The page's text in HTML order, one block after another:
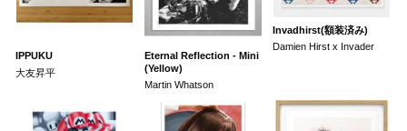
IPPUKU
大友昇平
Eternal Reflection - Mini
(Yellow)
Martin Whatson
Invadhirst(額装済み)
Damien Hirst x Invader